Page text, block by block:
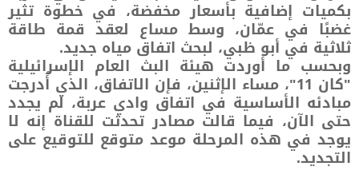
بكميات إضافية بأسعار مخفضة، في خطوة تثير
غضبًا في عمّان، وسط مساع لعقد قمة طاقة
ثلاثية في أبو ظبي، لبحث اتفاق مياه جديد.
وبحسب ما أوردت هيئة البث العام الإسرائيلية
"كان 11"، مساء الإثنين، فإن الاتفاق، الذي أُدرجت
مبادئه الأساسية في اتفاق وادي عربة، لم يجدد
حتى الآن، فيما قالت مصادر تحدثت للقناة إنه لا
يوجد في هذه المرحلة موعد متوقع للتوقيع على
التجديد.